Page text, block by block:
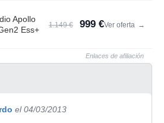
Apollo
Ess+
1.149 € 999 €Ver oferta →
Enlaces de afiliación
el 04/03/2013